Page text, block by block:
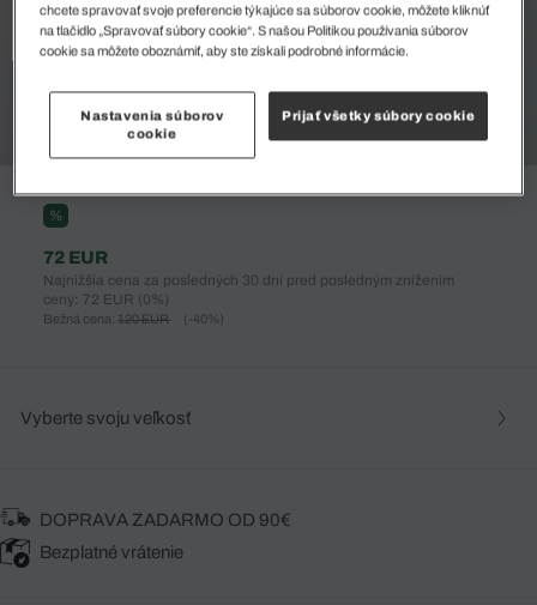
%
72 EUR
Najnižšia cena za posledných 30 dní pred posledným znížením
ceny: 72 EUR (0%)
Bežná cena: 120 EUR (-40%)
Vyberte svoju veľkosť
DOPRAVA ZADARMO OD 90€
Bezplatné vrátenie
chcete spravovať svoje preferencie týkajúce sa súborov cookie, môžete kliknúť
na tlačidlo „Spravovať súbory cookie“. S našou Politikou používania súborov
cookie sa môžete oboznámiť, aby ste získali podrobné informácie.
Nastavenia súborov
cookie
Prijať všetky súbory cookie